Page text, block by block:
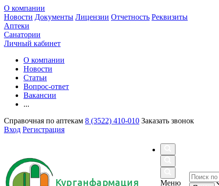
О компании
Новости Документы Лицензии Отчетность Реквизиты
Аптеки
Санатории
Личный кабинет
О компании
Новости
Статьи
Вопрос-ответ
Вакансии
...
Справочная по аптекам 8 (3522) 410-010 Заказать звонок
Вход Регистрация
Курганфармация
Меню